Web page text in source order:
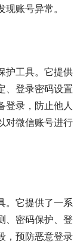
账号异常。
护工具。它提供
、登录密码设置
登录，防止他人
对微信账号进行
。它提供了一系
、密码保护、登
，预防恶意登录